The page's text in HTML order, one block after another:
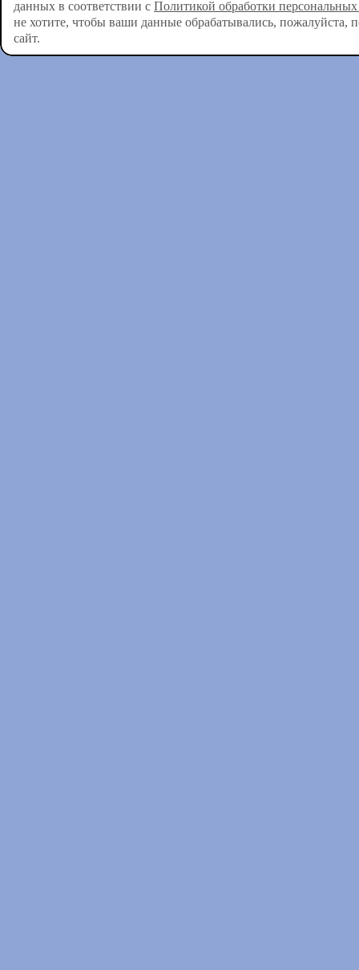
данных в соответствии с Политикой обработки
не хотите, чтобы ваши данные обрабатывались, пожалуйста,
сайт.